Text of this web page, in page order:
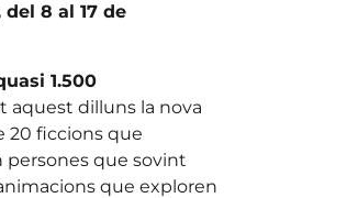
8 al 17 de
1.500
aquest dilluns la nova
20 ficcions que
persones que sovint
que exploren